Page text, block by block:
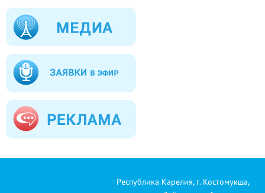
Республика Карелия, г. Костомукша,